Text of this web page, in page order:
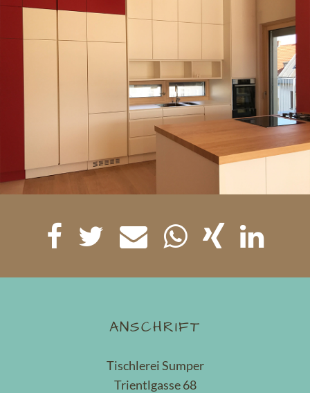
ANSCHRIFT
Tischlerei Sumper
Trientlgasse 68